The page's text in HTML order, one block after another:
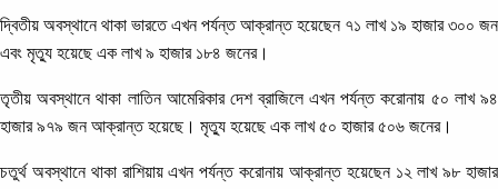
দ্বিতীয় অবস্থানে থাকা ভারতে এখন পর্যন্ত আক্রান্ত হয়েছেন ৭১ লাখ ১৯ হাজার ৩০০ জন
এবং মৃত্যু হয়েছে এক লাখ ৯ হাজার ১৮৪ জনের।
তৃতীয় অবস্থানে থাকা লাতিন আমেরিকার দেশ ব্রাজিলে এখন পর্যন্ত করোনায় ৫০ লাখ ৯৪
হাজার ৯৭৯ জন আক্রান্ত হয়েছে। মৃত্যু হয়েছে এক লাখ ৫০ হাজার ৫০৬ জনের।
চতুর্থ অবস্থানে থাকা রাশিয়ায় এখন পর্যন্ত করোনায় আক্রান্ত হয়েছেন ১২ লাখ ৯৮ হাজার